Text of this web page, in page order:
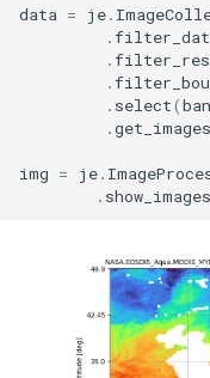
data = je.
.
.
.
. select(
.get_images
img = je.
. show_images